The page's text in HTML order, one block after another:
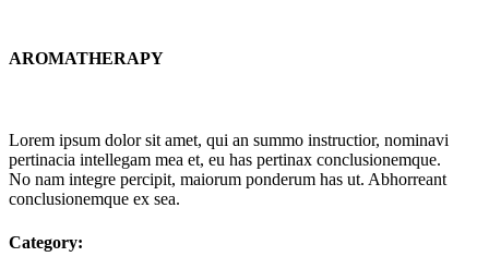
AROMATHERAPY
Lorem ipsum dolor sit amet, qui an summo instructior, nominavi
pertinacia intellegam mea et, eu has pertinax conclusionemque.
No nam integre percipit, maiorum ponderum has ut. Abhorreant
conclusionemque ex sea.
Category: